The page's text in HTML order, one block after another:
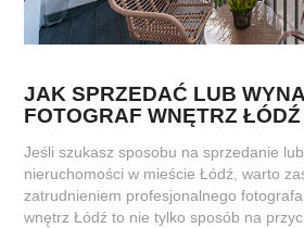
JAK SPRZEDAĆ LUB
FOTOGRAF WNĘTRZ ŁÓDŹ
Jeśli szukasz sposobu na sprzedanie
nieruchomości w mieście Łódź, warto
zatrudnieniem profesjonalnego
wnętrz Łódź to nie tylko sposób na